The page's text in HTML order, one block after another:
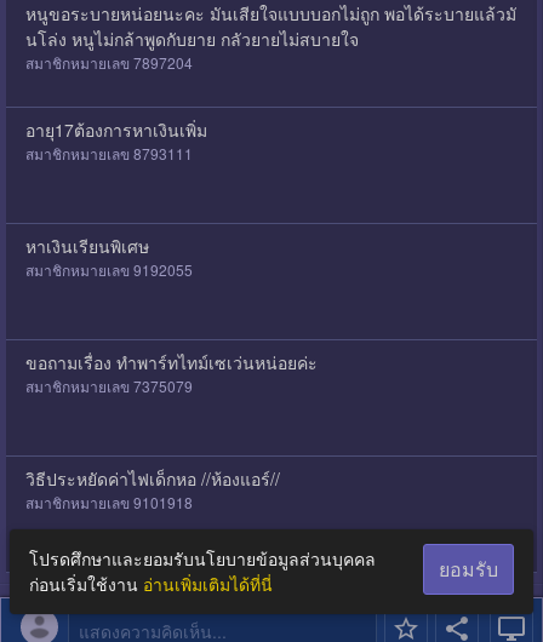
แสดงความคิดเห็น...
หนูขอระบายหน่อยนะคะ มันเสียใจแบบบอกไม่ถูก พอได้ระบายแล้วมั
นโล่ง หนูไม่กล้าพูดกับยาย กลัวยายไม่สบายใจ
สมาชิกหมายเลข 7897204
อายุ17ต้องการหาเงินเพิ่ม
สมาชิกหมายเลข 8793111
หาเงินเรียนพิเศษ
สมาชิกหมายเลข 9192055
ขอถามเรื่อง ทำพาร์ทไทม์เซเว่นหน่อยค่ะ
สมาชิกหมายเลข 7375079
วิธีประหยัดค่าไฟเด็กหอ //ห้องแอร์//
สมาชิกหมายเลข 9101918
โปรดศึกษาและยอมรับนโยบายข้อมูลส่วนบุคคล
ก่อนเริ่มใช้งาน อ่านเพิ่มเติมได้ที่นี่
ยอมรับ